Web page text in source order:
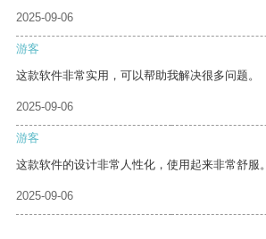
2025-09-06
游客
这款软件非常实用，可以帮助我解决很多问题。
2025-09-06
游客
这款软件的设计非常人性化，使用起来非常舒服。
2025-09-06